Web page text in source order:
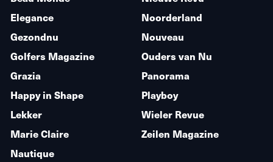
Elegance
Gezondnu
Golfers Magazine
Grazia
Happy in Shape
Lekker
Marie Claire
Nautique
Noorderland
Nouveau
Ouders van Nu
Panorama
Playboy
Wieler Revue
Zeilen Magazine